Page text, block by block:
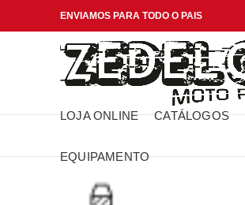
ENVIAMOS PARA TODO O PAIS
LOJA ONLINE CATÁLOGOS
EQUIPAMENTO